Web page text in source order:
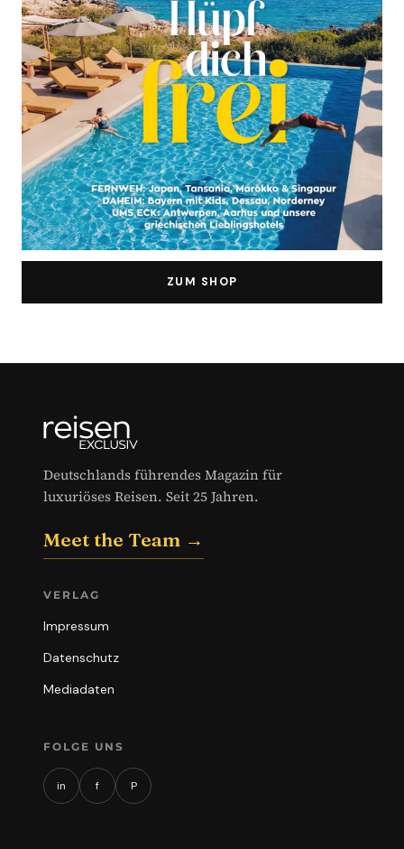
ZUM SHOP
Deutschlands führendes Magazin für
luxuriöses Reisen. Seit 25 Jahren.
Meet the Team →
VERLAG
Impressum
Datenschutz
Mediadaten
FOLGE UNS
in f P